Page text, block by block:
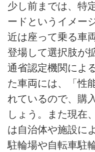
少し前までは、特
ードというイメー
近は座って乗る車
登場して選択肢が
通省認定機関によ
た車両には、「性
れているので、購
しょう。また現在
は自治体や施設に
駐輪場や自転車駐